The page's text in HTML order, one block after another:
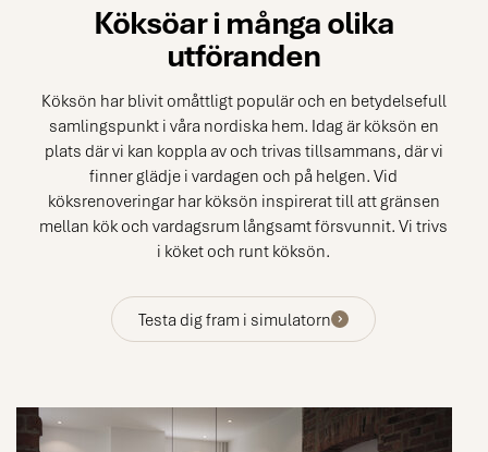
Köksöar i många olika
utföranden
Köksön har blivit omåttligt populär och en betydelsefull
samlingspunkt i våra nordiska hem. Idag är köksön en
plats där vi kan koppla av och trivas tillsammans, där vi
finner glädje i vardagen och på helgen. Vid
köksrenoveringar har köksön inspirerat till att gränsen
mellan kök och vardagsrum långsamt försvunnit. Vi trivs
i köket och runt köksön.
Testa dig fram i simulatorn